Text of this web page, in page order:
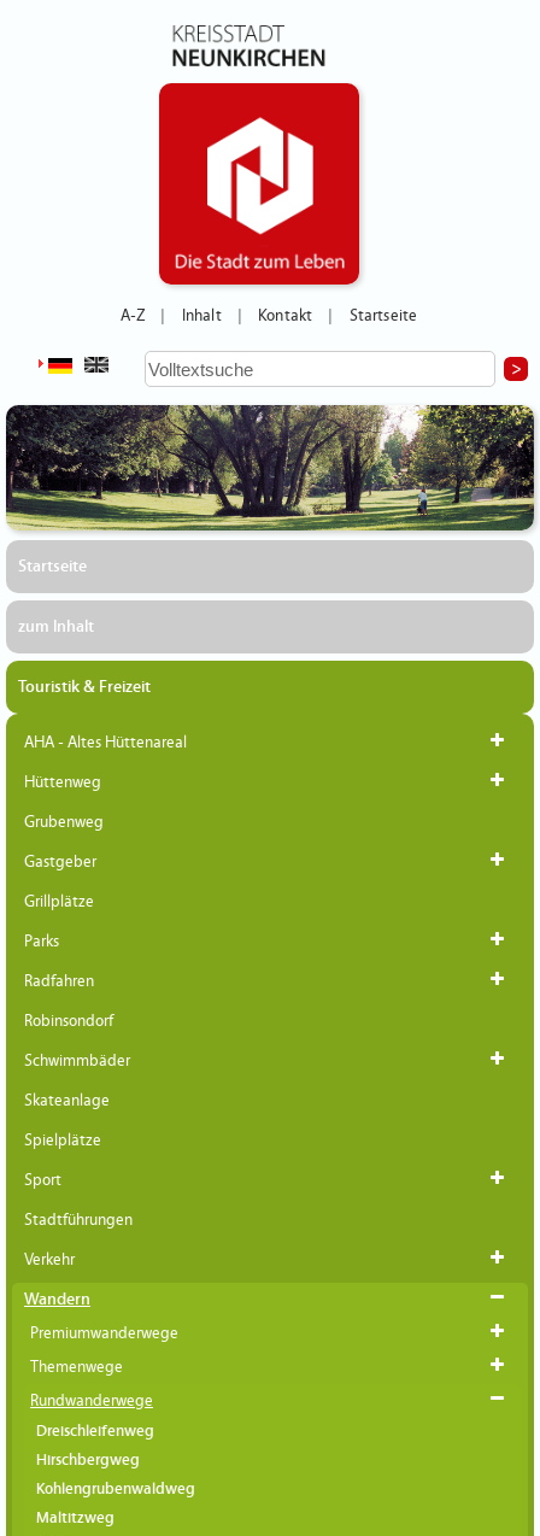
A-Z Inhalt Kontakt Startseite
Startseite
zum Inhalt
Touristik & Freizeit
AHA - Altes Hüttenareal
Hüttenweg
Grubenweg
Gastgeber
Grillplätze
Parks
Radfahren
Robinsondorf
Schwimmbäder
Skateanlage
Spielplätze
Sport
Stadtführungen
Verkehr
Wandern
Premiumwanderwege
Themenwege
Rundwanderwege
Dreischleifenweg
Hirschbergweg
Kohlengrubenwaldweg
Maltitzweg